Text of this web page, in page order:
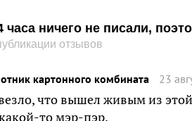
часа ничего не писали,
отзывов
картонного комбината 23
что вышел живым из
то мэр-пэр.